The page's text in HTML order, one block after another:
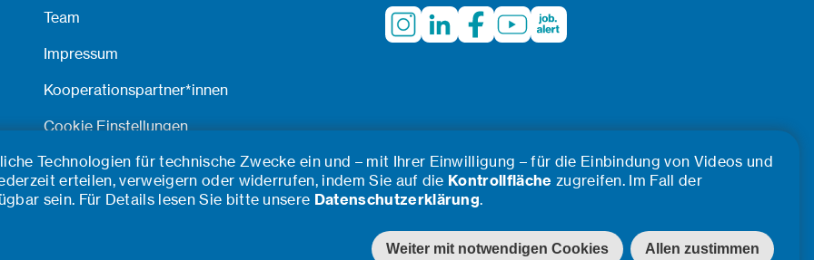
Team
Impressum
Kooperationspartner*innen
Cookie Einstellungen
©2026 TU Career Center GmbH
Technologien für technische Zwecke ein und – mit Ihrer Einwilligung – für die Einbindung von Videos und
erteilen, verweigern oder widerrufen, indem Sie auf die Kontrollfläche zugreifen. Im Fall der
sein. Für Details lesen Sie bitte unsere Datenschutzerklärung.